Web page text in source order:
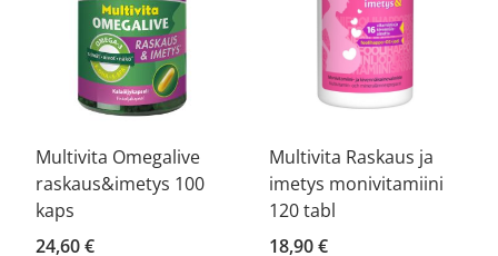
Multivita Omegalive
raskaus&imetys 100
kaps
24,60 €
Multivita Raskaus ja
imetys monivitamiini
120 tabl
18,90 €